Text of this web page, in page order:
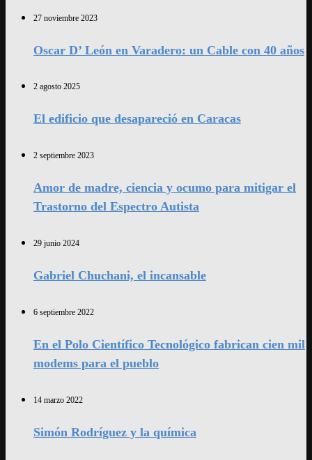
27 noviembre 2023
Oscar D’ León en Varadero: un Cable con 40 años
2 agosto 2025
El edificio que desapareció en Caracas
2 septiembre 2023
Amor de madre, ciencia y ocumo para mitigar el
Trastorno del Espectro Autista
29 junio 2024
Gabriel Chuchani, el incansable
6 septiembre 2022
En el Polo Científico Tecnológico fabrican cien mil
modems para el pueblo
14 marzo 2022
Simón Rodríguez y la química